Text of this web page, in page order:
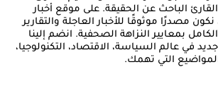
الباحث عن الحقيقة. على موقع أخبار
مصدرًا موثوقًا للأخبار العاجلة والتقارير
الكامل بمعايير النزاهة الصحفية. انضم إلينا
في عالم السياسة، الاقتصاد، التكنولوجيا،
التي تهمك.